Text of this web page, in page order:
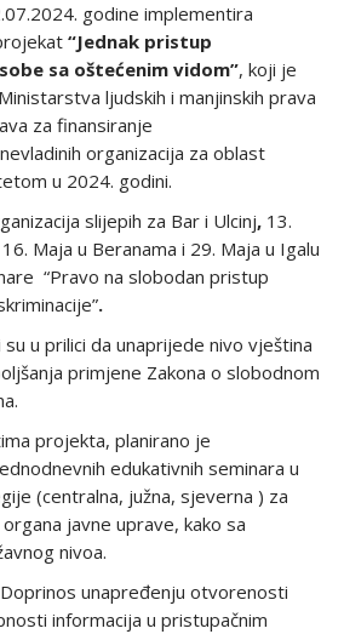
godine implementira
“Jednak pristup
sa oštećenim vidom”, koji je
ljudskih i manjinskih prava
za finansiranje
organizacija za oblast
u 2024. godini.
slijepih za Bar i Ulcinj, 13.
Maja u Beranama i 29. Maja u Igalu
“Pravo na slobodan pristup
.
su u prilici da unaprijede nivo vještina
primjene Zakona o slobodnom
projekta, planirano je
edukativnih seminara u
(centralna, južna, sjeverna ) za
javne uprave, kako sa
nivoa.
unapređenju otvorenosti
informacija u pristupačnim